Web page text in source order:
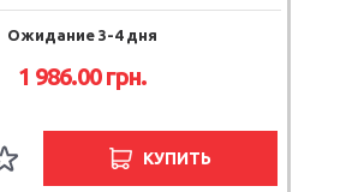
Ожидание 3-4 дня
1 986.00грн.
КУПИТЬ